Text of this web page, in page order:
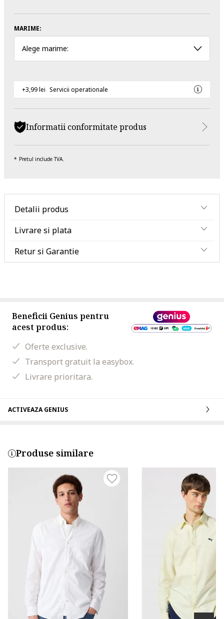
MARIME:
Alege marime:
+3,99 lei Servicii operationale
Informatii conformitate produs
Pretul include TVA.
Detalii produs
Livrare si plata
Retur si Garantie
Beneficii Genius pentru
acest produs:
Oferte exclusive.
Transport gratuit la easybox.
Livrare prioritara.
ACTIVEAZA GENIUS
Produse similare